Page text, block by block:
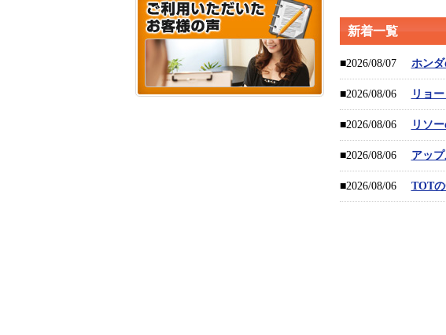
新着一覧
■2026/08/07 ホン
■2026/08/06 リョ
■2026/08/06 リソ
■2026/08/06 アッ
■2026/08/06 TOT